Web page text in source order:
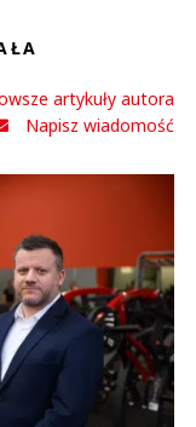
artykuły autora
Napisz wiadomość